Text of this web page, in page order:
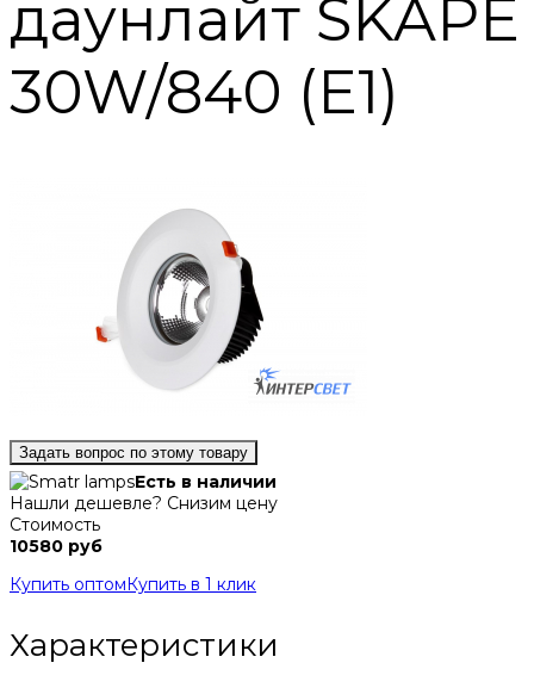
даунлайт SKAPE
30W/840 (E1)
Задать вопрос по этому товару
Есть в наличии
Нашли дешевле? Снизим цену
Стоимость
10580 руб
Купить оптом Купить в 1 клик
Характеристики